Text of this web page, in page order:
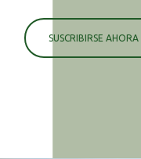
SUSCRIBIRSE AHORA